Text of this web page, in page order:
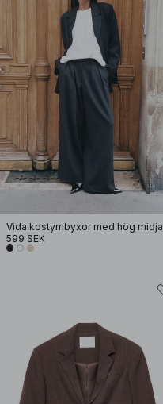
Vida kostymbyxor med hög midja
599 SEK